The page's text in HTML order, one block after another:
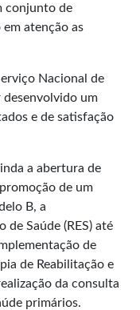
conjunto de
atenção as
Nacional de
desenvolvido um
e de satisfação
a abertura de
de um
B, a
de Saúde (RES) até
de
de Reabilitação e
da consulta
primários.